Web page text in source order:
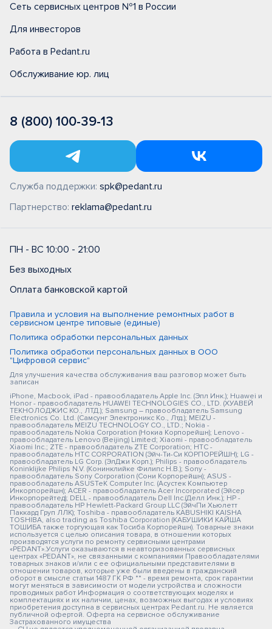
Сеть сервисных центров №1 в России
Для инвесторов
Работа в Pedant.ru
Обслуживание юр. лиц
8 (800) 100-39-13
Служба поддержки: spk@pedant.ru
Партнерство: reklama@pedant.ru
ПН - ВС 10:00 - 21:00
Без выходных
Оплата банковской картой
Правила и условия на выполнение ремонтных работ в
сервисном центре типовые (единые)
Политика обработки персональных данных
Политика обработки персональных данных в ООО
"Цифровой сервис"
Для улучшения качества обслуживания ваш разговор может быть
записан
iPhone, Macbook, iPad - правообладатель Apple Inc. (Эпл Инк.); Huawei и
Honor - правообладатель HUAWEI TECHNOLOGIES CO., LTD. (ХУАВЕЙ
ТЕКНОЛОДЖИС КО., ЛТД.); Samsung – правообладатель Samsung
Electronics Co. Ltd. (Самсунг Электроникс Ко., Лтд.); MEIZU -
правообладатель MEIZU TECHNOLOGY CO., LTD.; Nokia -
правообладатель Nokia Corporation (Нокиа Корпорейшн); Lenovo -
правообладатель Lenovo (Beijing) Limited; Xiaomi - правообладатель
Xiaomi Inc.; ZTE - правообладатель ZTE Corporation; HTC -
правообладатель HTC CORPORATION (Эйч-Ти-Си КОРПОРЕЙШН); LG -
правообладатель LG Corp. (ЭлДжи Корп.); Philips - правообладатель
Koninklijke Philips N.V. (Конинклийке Филипс Н.В.); Sony -
правообладатель Sony Corporation (Сони Корпорейшн); ASUS -
правообладатель ASUSTeK Computer Inc. (Асустек Компьютер
Инкорпорейшн); ACER - правообладатель Acer Incorporated (Эйсер
Инкорпорейтед); DELL - правообладатель Dell Inc.(Делл Инк.); HP -
правообладатель HP Hewlett-Packard Group LLC (ЭйчПи Хьюлетт
Паккард Груп ЛЛК); Toshiba - правообладатель KABUSHIKI KAISHA
TOSHIBA, also trading as Toshiba Corporation (КАБУШИКИ КАЙША
ТОШИБА также торгующая как Тосиба Корпорейшн). Товарные знаки
используется с целью описания товара, в отношении которых
производятся услуги по ремонту сервисными центрами
«PEDANT».Услуги оказываются в неавторизованных сервисных
центрах «PEDANT», не связанными с компаниями Правообладателями
товарных знаков и/или с ее официальными представителями в
отношении товаров, которые уже были введены в гражданский
оборот в смысле статьи 1487 ГК РФ ** - время ремонта, срок гарантии
могут меняться в зависимости от модели устройства и сложности
проводимых работ Информация о соответствующих моделях и
комплектациях и их наличии, ценах, возможных выгодах и условиях
приобретения доступна в сервисных центрах Pedant.ru. Не является
публичной офертой. Оферта на сервисное обслуживание
Застрахованного имущества